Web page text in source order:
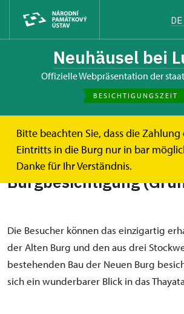
DE
Neuhäusel bei
offizielle Webpräsentation der
BESICHTIGUNGSZEIT
Bitte beachten Sie, dass die Zahlung
Eintritts in die Burg nur in bar
Danke für Ihr Verständnis.
de Burgbesichtigung (Grundführung)
Burgbesichtigung
Die Besucher können das einzigartig
der Alten Burg und den aus drei
bestehenden Bau der Neuen Burg
sich ein wunderbarer Blick in das